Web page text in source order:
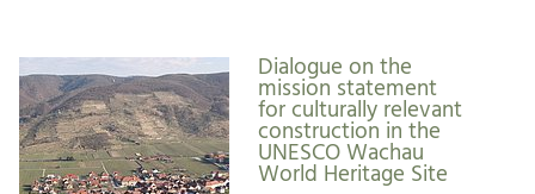
Dialogue on the
mission statement
for culturally relevant
construction in the
UNESCO Wachau
World Heritage Site